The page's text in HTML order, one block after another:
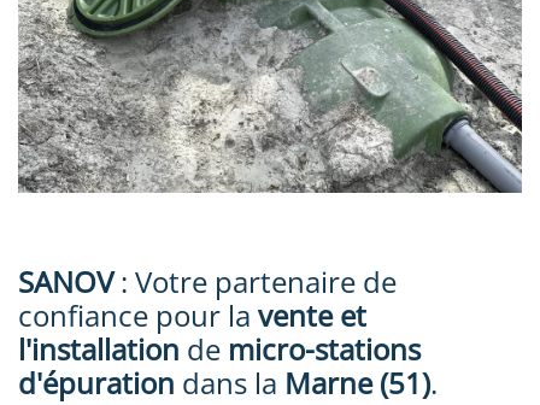
SANOV: Votre partenaire de
confiance pour la vente et
l'installation de micro-stations
d'épuration dans la Marne (51).